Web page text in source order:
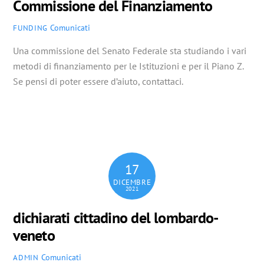
Commissione del Finanziamento
FUNDING Comunicati
Una commissione del Senato Federale sta studiando i vari
metodi di finanziamento per le Istituzioni e per il Piano Z.
Se pensi di poter essere d’aiuto, contattaci.
17
DICEMBRE
2021
dichiarati cittadino del lombardo-
veneto
ADMIN Comunicati